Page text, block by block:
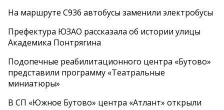
На маршруте С936 автобусы заменили электробусы
Префектура ЮЗАО рассказала об истории улицы
Академика Понтрягина
Подопечные реабилитационного центра «Бутово»
представили программу «Театральные
миниатюры»
В СП «Южное Бутово» центра «Атлант» открыли